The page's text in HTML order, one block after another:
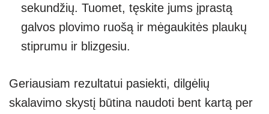
sekundžių. Tuomet, tęskite jums įprastą
galvos plovimo ruošą ir mėgaukitės plaukų
stiprumu ir blizgesiu.
Geriausiam rezultatui pasiekti, dilgėlių
skalavimo skystį būtina naudoti bent kartą per